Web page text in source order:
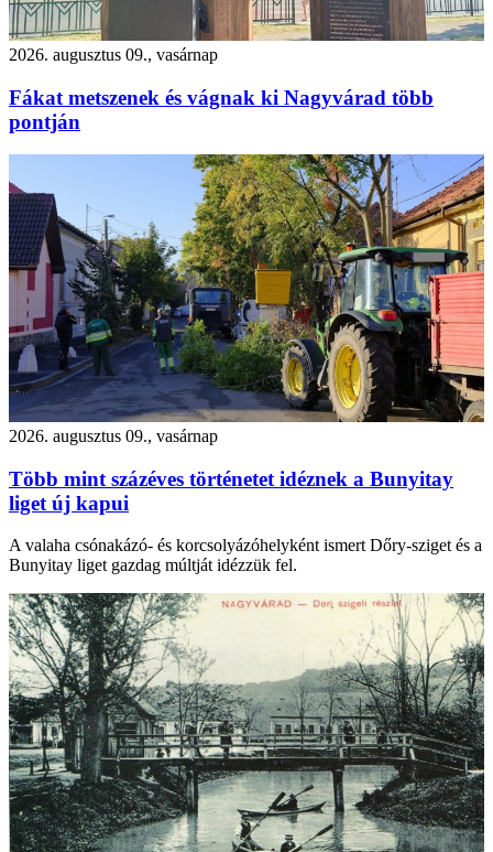
2026. augusztus 09., vasárnap
Fákat metszenek és vágnak ki Nagyvárad több
pontján
2026. augusztus 09., vasárnap
Több mint százéves történetet idéznek a Bunyitay
liget új kapui
A valaha csónakázó- és korcsolyázóhelyként ismert Dőry-sziget és a
Bunyitay liget gazdag múltját idézzük fel.